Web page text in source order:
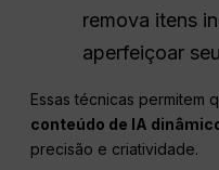
remova itens
aperfeiçoar
Essas técnicas permitem
conteúdo de IA
precisão e criatividade.